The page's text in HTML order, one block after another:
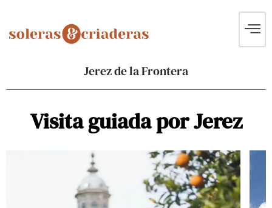
Jerez de la Frontera
Visita guiada por Jerez